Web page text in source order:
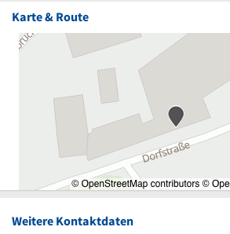
Karte & Route
Weitere Kontaktdaten